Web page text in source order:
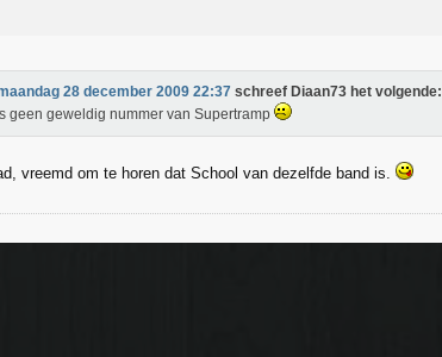
28 december 2009 22:37 schreef Diaan73 het volgende:
geen geweldig nummer van Supertramp
vreemd om te horen dat School van dezelfde band is.